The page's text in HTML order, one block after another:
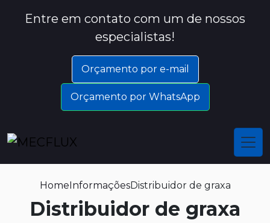
Entre em contato com um de nossos
especialistas!
Orçamento por e-mail
Orçamento por WhatsApp
HomeInformaçõesDistribuidor de graxa
Distribuidor de graxa